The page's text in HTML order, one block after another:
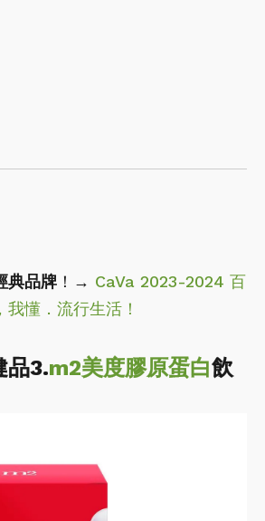
典品牌 ！→ CaVa 2023-2024 百
懂．流行生活！
品3.m2美度膠原蛋白飲